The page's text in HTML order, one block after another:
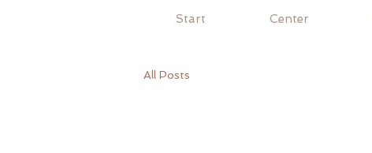
Start Center
All Posts